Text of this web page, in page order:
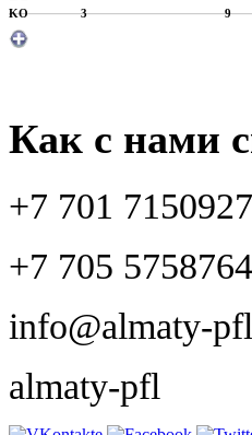
KO 3 9
Как с нами
+7 701 7150927
+7 705 5758764
info@almaty-
almaty-pfl